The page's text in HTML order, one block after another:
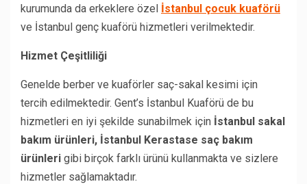
kurumunda da erkeklere özel İstanbul çocuk kuaförü
ve İstanbul genç kuaförü hizmetleri verilmektedir.
Hizmet Çeşitliliği
Genelde berber ve kuaförler saç-sakal kesimi için
tercih edilmektedir. Gent’s İstanbul Kuaförü de bu
hizmetleri en iyi şekilde sunabilmek için İstanbul sakal
bakım ürünleri, İstanbul Kerastase saç bakım
ürünleri gibi birçok farklı ürünü kullanmakta ve sizlere
hizmetler sağlamaktadır.